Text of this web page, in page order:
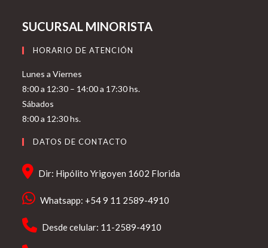
SUCURSAL MINORISTA
HORARIO DE ATENCIÓN
Lunes a Viernes
8:00 a 12:30 – 14:00 a 17:30 hs.
Sábados
8:00 a 12:30 hs.
DATOS DE CONTACTO
Dir: Hipólito Yrigoyen 1602 Florida
Whatsapp: +54 9 11 2589-4910
Desde celular: 11-2589-4910